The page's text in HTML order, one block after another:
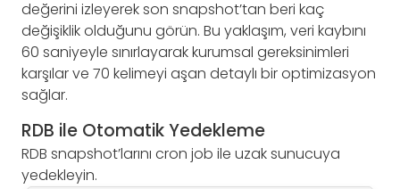
değerini izleyerek son snapshot’tan beri kaç
değişiklik olduğunu görün. Bu yaklaşım, veri kaybını
60 saniyeyle sınırlayarak kurumsal gereksinimleri
karşılar ve 70 kelimeyi aşan detaylı bir optimizasyon
sağlar.
RDB ile Otomatik Yedekleme
RDB snapshot’larını cron job ile uzak sunucuya
yedekleyin.